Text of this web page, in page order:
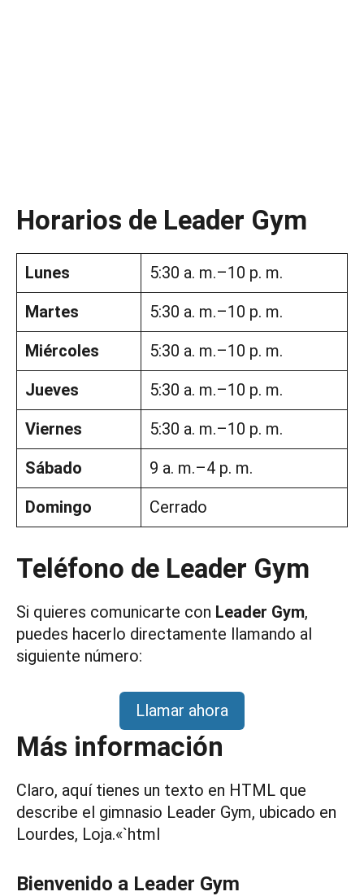
Horarios de Leader Gym
Lunes
5:30 a. m.–10 p. m.
Martes
5:30 a. m.–10 p. m.
Miércoles
5:30 a. m.–10 p. m.
Jueves
5:30 a. m.–10 p. m.
Viernes
5:30 a. m.–10 p. m.
Sábado
9 a. m.–4 p. m.
Domingo
Cerrado
Teléfono de Leader Gym
Si quieres comunicarte con Leader Gym,
puedes hacerlo directamente llamando al
siguiente número:
Llamar ahora
Más información
Claro, aquí tienes un texto en HTML que
describe el gimnasio Leader Gym, ubicado en
Lourdes, Loja.«`html
Bienvenido a Leader Gym